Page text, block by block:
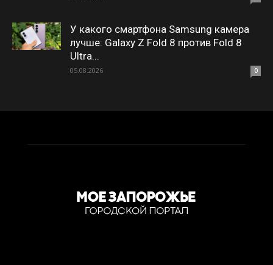
У какого смартфона Samsung камера
лучше: Galaxy Z Fold 8 против Fold 8
Ultra...
05.08.2026 0